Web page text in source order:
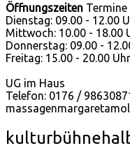
Öffnungszeiten Termine
Dienstag: 09.00 - 12.00
Mittwoch: 10.00 - 18.00
Donnerstag: 09.00 -
Freitag: 15.00 - 20.00 Uhr
UG im Haus
Telefon: 0176 /